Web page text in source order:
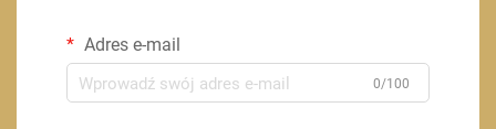
Adres e-mail
0/100